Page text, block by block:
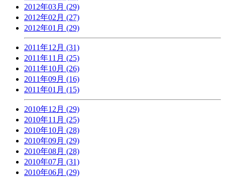
2012年03月 (29)
2012年02月 (27)
2012年01月 (29)
2011年12月 (31)
2011年11月 (25)
2011年10月 (26)
2011年09月 (16)
2011年01月 (15)
2010年12月 (29)
2010年11月 (25)
2010年10月 (28)
2010年09月 (29)
2010年08月 (28)
2010年07月 (31)
2010年06月 (29)